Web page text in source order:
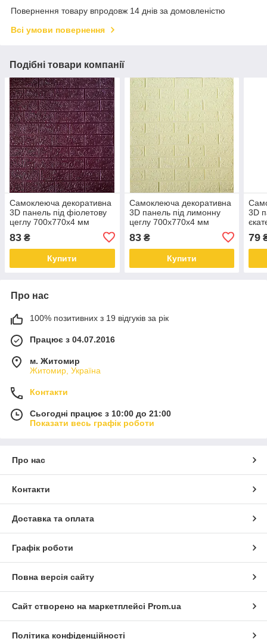
Повернення товару впродовж 14 днів за домовленістю
Всі умови повернення
Подібні товари компанії
Самоклеюча декоративна
3D панель під фіолетову
цеглу 700x770x4 мм
83 ₴
Купити
Самоклеюча декоративна
3D панель під лимонну
цеглу 700x770x4 мм
83₴
Купити
3D
79
Про нас
100% позитивних з 19 відгуків за рік
Працює з 04.07.2016
м. Житомир
Житомир, Україна
Контакти
Сьогодні працює з 10:00 до 21:00
Показати весь графік роботи
Про нас
Контакти
Доставка та оплата
Графік роботи
Повна версія сайту
Сайт створено на маркетплейсі Prom.ua
Політика конфіденційності